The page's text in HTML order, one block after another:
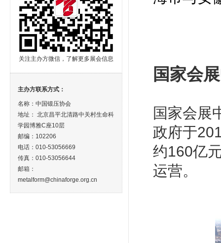
关注主办方微信，了解更多展会信息
主办方联系方式：
名称：中国锻压协会
地址： 北京昌平北清路中关村生命科
学园博雅C座10层
邮编：102206
电话：010-53056669
传真：010-53056644
邮箱：
metalform@chinaforge.org.cn
国家会
国家会展
政府于
约160亿
运营。